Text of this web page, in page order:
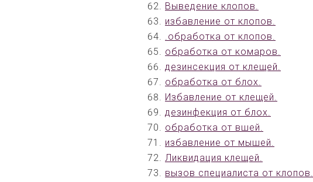
Выведение клопов.
избавление от клопов.
.обработка от клопов.
обработка от комаров.
дезинсекция от клещей.
обработка от блох.
Избавление от клещей.
дезинфекция от блох.
обработка от вшей.
избавление от мышей.
Ликвидация клещей.
вызов специалиста от клопов.